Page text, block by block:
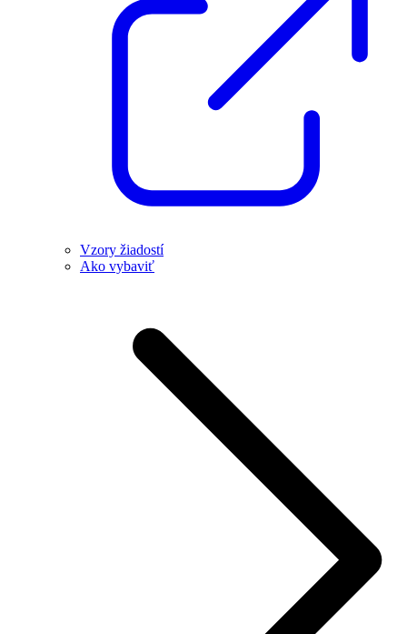
Vzory žiadostí
Ako vybaviť